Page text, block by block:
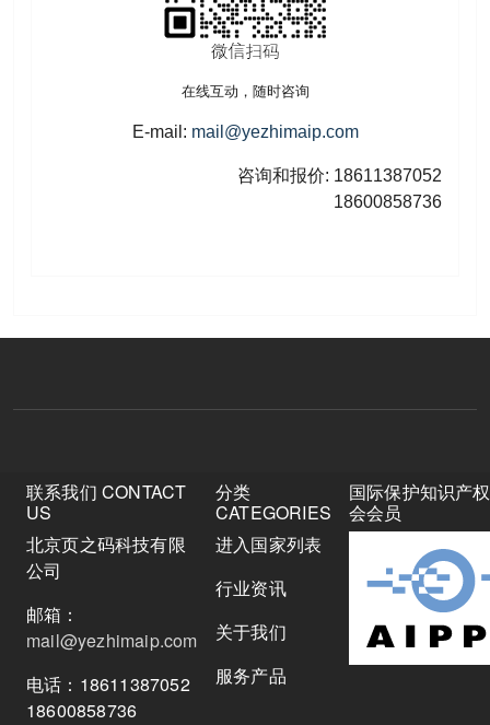
在线互动，随时咨询
E-mail: mail@yezhimaip.com
咨询和报价: 18611387052
18600858736
联系我们 CONTACT
US
北京页之码科技有限
公司
邮箱：
mail@yezhimaip.com
电话：18611387052
18600858736
分类
CATEGORIES
进入国家列表
行业资讯
关于我们
服务产品
国际保护知识产
会会员